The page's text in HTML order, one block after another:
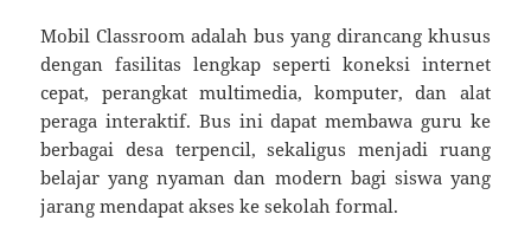
Mobil Classroom adalah bus yang dirancang khusus
dengan fasilitas lengkap seperti koneksi internet
cepat, perangkat multimedia, komputer, dan alat
peraga interaktif. Bus ini dapat membawa guru ke
berbagai desa terpencil, sekaligus menjadi ruang
belajar yang nyaman dan modern bagi siswa yang
jarang mendapat akses ke sekolah formal.